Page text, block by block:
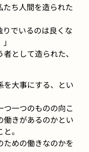
ち人間を造られた
でいるのは良くな
として造られた、
大事にする、とい
つ一つのものの向こ
働きがあるのかとい
。
ための働きなのかを